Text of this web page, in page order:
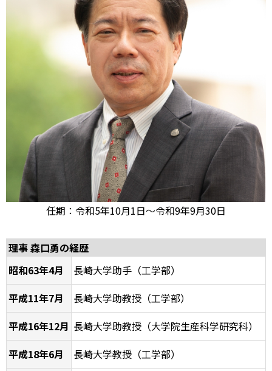
任期：令和5年10月1日～令和9年9月30日
理事 森口勇の経歴
昭和63年4月
長崎大学助手（工学部）
平成11年7月
長崎大学助教授（工学部）
平成16年12月 長崎大学助教授（大学院生産科学研究科）
平成18年6月
長崎大学教授（工学部）